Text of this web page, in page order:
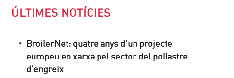
ÚLTIMES NOTÍCIES
BroilerNet: quatre anys d’un projecte
europeu en xarxa pel sector del pollastre
d’engreix